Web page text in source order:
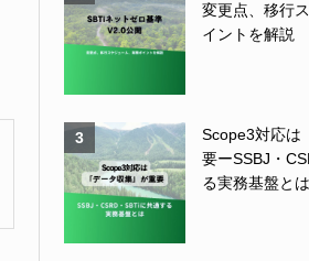
変更点、移行
イントを解説
3
Scope3対応は
要ーSSBJ・
る実務基盤とは